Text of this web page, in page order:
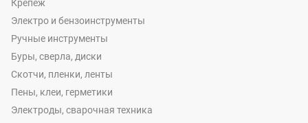
Крепеж
Электро и бензоинструменты
Ручные инструменты
Буры, сверла, диски
Скотчи, пленки, ленты
Пены, клеи, герметики
Электроды, сварочная техника